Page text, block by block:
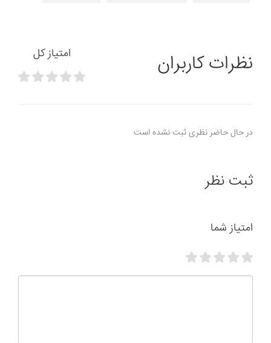
نظرات کاربران امتیاز کل
در حال حاضر نظری ثبت نشده است
ثبت نظر
امتیاز شما